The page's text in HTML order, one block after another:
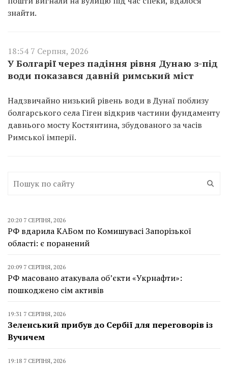
знайти.
18:54 7 Серпня, 2026
У Болгарії через падіння рівня Дунаю з-під
води показався давній римський міст
Надзвичайно низький рівень води в Дунаї поблизу
болгарського села Гіген відкрив частини фундаменту
давнього мосту Костянтина, збудованого за часів
Римської імперії.
20:20 7 СЕРПНЯ, 2026
РФ вдарила КАБом по Комишувасі Запорізької
області: є поранений
20:09 7 СЕРПНЯ, 2026
РФ масовано атакувала об’єкти «Укрнафти»:
пошкоджено сім активів
19:31 7 СЕРПНЯ, 2026
Зеленський прибув до Сербії для переговорів із
Вучичем
19:18 7 СЕРПНЯ, 2026